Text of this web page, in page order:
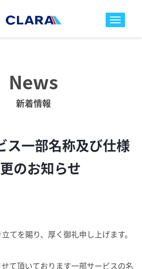
toggle
News
新着情報
ス一部名称及び仕様
のお知らせ
てを賜り、厚く御礼申し上げます。
て頂いております一部サービスの名